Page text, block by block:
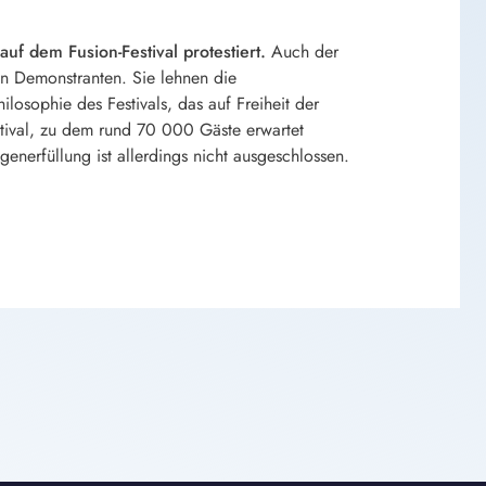
dem Fusion-Festival protestiert. Auch der
Demonstranten. Sie lehnen die
des Festivals, das auf Freiheit der
zu dem rund 70 000 Gäste erwartet
ist allerdings nicht ausgeschlossen.